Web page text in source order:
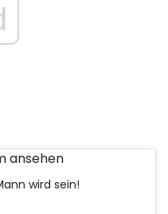
ansehen
wird sein!